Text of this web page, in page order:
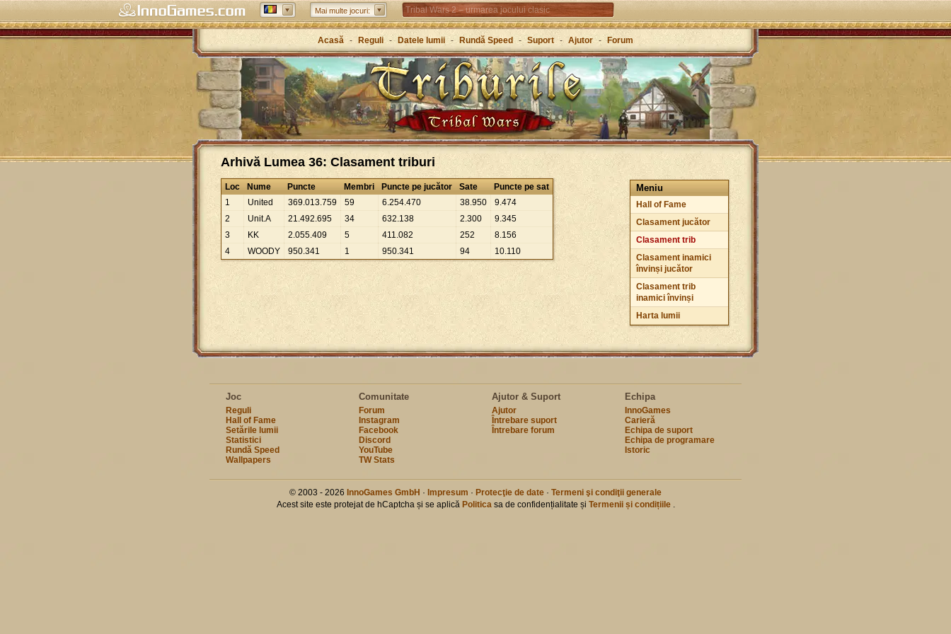
Mai multe jocuri: Tribal Wars 2 – urmarea jocului clasic
Forge of Empires – Strategie de-a lungul istoriei
Grepolis – Clădește-ți un imperiu în Grecia antică
Acasă - Reguli - Datele lumii - Rundă Speed - Suport - Ajutor - Forum
Arhivă Lumea 36: Clasament triburi
Meniu
Hall of Fame
Clasament jucător
Clasament trib
Clasament inamici
învinși jucător
Clasament trib
inamici învinși
Harta lumii
Loc Nume Puncte Membri Puncte pe jucător Sate
Puncte pe sat
1
United 369.013.759 59 6.254.470 38.950 9.474
2
Unit.A 21.492.695 34 632.138 2.300 9.345
3
KK 2.055.409 5 411.082 252 8.156
4
WOODY 950.341 1 950.341 94 10.110
Joc
Reguli
Hall of Fame
Setările lumii
Statistici
Rundă Speed
Wallpapers
Comunitate
Forum
Instagram
Facebook
Discord
YouTube
TW Stats
Ajutor & Suport
Ajutor
Întrebare suport
Întrebare forum
Echipa
InnoGames
Carieră
Echipa de suport
Echipa de programare
Istoric
© 2003 - 2026 InnoGames GmbH · Impresum · Protecţie de date · Termeni şi condiţii generale
Acest site este protejat de hCaptcha și se aplică Politicasa de confidențialitate și Termenii și condițiile .